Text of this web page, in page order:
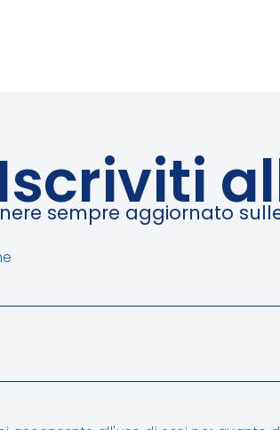
Iscriviti
sempre aggiornato